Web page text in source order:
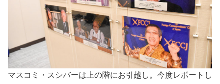
マスコミ・スシバーは上の階にお引越し。今度レポートし